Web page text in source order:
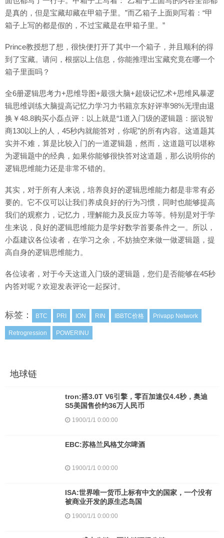
是真的，但是宝藏却藏在甲箱子里。”而乙箱子上面则写着：“甲
箱子上写的都是假的，不过宝藏是在甲箱子里。”
Prince教授想了想，很快便打开了其中一个箱子，并且顺利的得
到了宝藏。请问，根据以上信息，你能推理出宝藏究竟在哪一个
箱子里面吗？
全6册逻辑思考力+思维导图+最强大脑+超级记忆术+思维风暴逻
辑思维训练大脑提高记忆力学习力书籍京东好评率98%无理由退
换￥48.8购买小磊点评：以上就是“1道入门级的逻辑题：据说智
商130以上的人，45秒内就能答对，你呢”的所有内容。这道题其
实并不难，算是比较入门的一道逻辑题，然而，这道题可以堪称
为逻辑题中的经典，如果你能够很快答对这道题，那么说明你的
逻辑思维能力还是非常不错的。
其实，对于所有人来说，培养良好的逻辑思维能力都是非常有必
要的。它不仅可以让我们养成良好的行为习惯，同时也能够提高
我们的观察力，记忆力，理解能力及反应力等等。特别是对于学
生来说，良好的逻辑思维能力是学好数学首要条件之一。所以，
小磊建议各位读者，在学习之余，不妨抽空来做一做逻辑题，提
高自身的逻辑思维能力。
各位读者，对于今天这道入门级的逻辑题，您们是否能够在45秒
内答对呢？欢迎发表评论一起探讨。
标签： BTC PRI ION RIN IBBTC价格 Privapp Network
Retrogression POWERINU
地球链
tron:搭3.0T V6引擎，零百加速仅4.4秒，奥迪
S5美国售价约36万人民币
1900/1/1 0:00:00
EBC:苏格兰风格艾尔啤酒
1900/1/1 0:00:00
ISA:世界唯一货币上标有中文的国家，一个没有
被商业开发的原生态岛国
1900/1/1 0:00:00